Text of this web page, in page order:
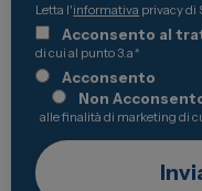
Letta l'informativa privacy di
Acconsento al
di cui al punto 3.a*
Acconsento
Non
alle finalità di marketing di